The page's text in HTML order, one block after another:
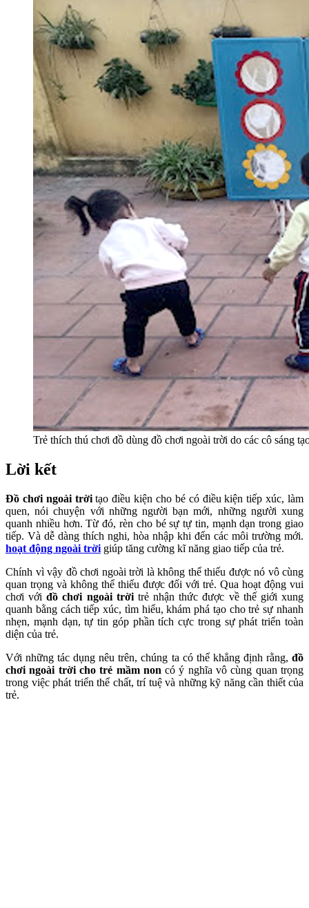
Trẻ thích thú chơi đồ dùng đồ chơi ngoài trời do các cô sáng
Lời kết
Đồ chơi ngoài trờitạo điều kiện cho bé có điều kiện tiếp xúc, làm
quen, nói chuyện với những người bạn mới, những người xung
quanh nhiều hơn. Từ đó, rèn cho bé sự tự tin, mạnh dạn trong giao
tiếp. Và dễ dàng thích nghi, hòa nhập khi đến các môi trường mới.
hoạt động ngoài trời giúp tăng cường kĩ năng giao tiếp của trẻ.
Chính vì vậy đồ chơi ngoài trời là không thể thiếu được nó vô cùng
quan trọng và không thể thiếu được đối với trẻ. Qua hoạt động vui
chơi vớiđồ chơi ngoài trờitrẻ nhận thức được về thế giới xung
quanh bằng cách tiếp xúc, tìm hiểu, khám phá tạo cho trẻ sự nhanh
nhẹn, mạnh dạn, tự tin góp phần tích cực trong sự phát triển toàn
diện của trẻ.
Với những tác dụng nêu trên, chúng ta có thể khẳng định rằng, đồ
chơi ngoài trời cho trẻ mầm non có ý nghĩa vô cùng quan trọng
trong việc phát triển thể chất, trí tuệ và những kỹ năng cần thiết của
trẻ.